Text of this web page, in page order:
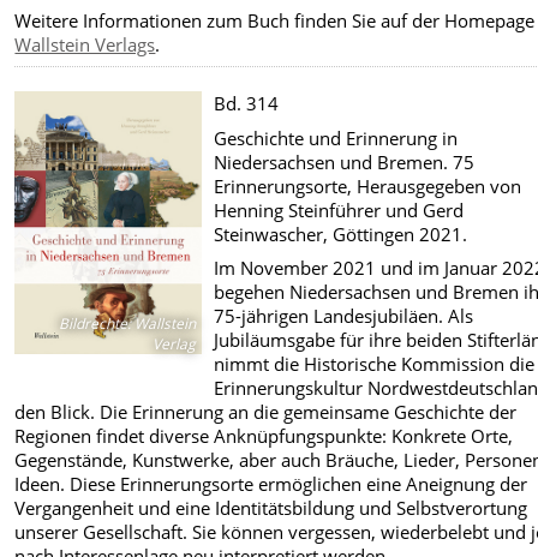
Weitere Informationen zum Buch finden Sie auf der Homepage
Wallstein Verlags.
Bildrechte:Wallstein
Verlag
Bd. 314
Geschichte und Erinnerung in
Niedersachsen und Bremen. 75
Erinnerungsorte, Herausgegeben von
Henning Steinführer und Gerd
Steinwascher, Göttingen 2021.
Im November 2021 und im Januar
begehen Niedersachsen und Bremen
75-jährigen Landesjubiläen. Als
Jubiläumsgabe für ihre beiden
nimmt die Historische Kommission die
Erinnerungskultur
den Blick. Die Erinnerung an die gemeinsame Geschichte der
Regionen findet diverse Anknüpfungspunkte: Konkrete Orte,
Gegenstände, Kunstwerke, aber auch Bräuche, Lieder,
Ideen. Diese Erinnerungsorte ermöglichen eine Aneignung der
Vergangenheit und eine Identitätsbildung und Selbstverortung
unserer Gesellschaft. Sie können vergessen, wiederbelebt und